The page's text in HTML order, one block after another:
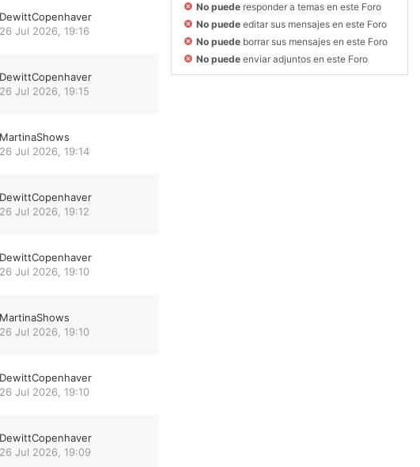
DewittCopenhaver
26 Jul 2026, 19:16
DewittCopenhaver
26 Jul 2026, 19:15
MartinaShows
26 Jul 2026, 19:14
DewittCopenhaver
26 Jul 2026, 19:12
DewittCopenhaver
26 Jul 2026, 19:10
MartinaShows
26 Jul 2026, 19:10
DewittCopenhaver
26 Jul 2026, 19:10
DewittCopenhaver
26 Jul 2026, 19:09
No puede responder a temas en este Foro
No puede editar sus mensajes en este Foro
No puede borrar sus mensajes en este Foro
No puede enviar adjuntos en este Foro